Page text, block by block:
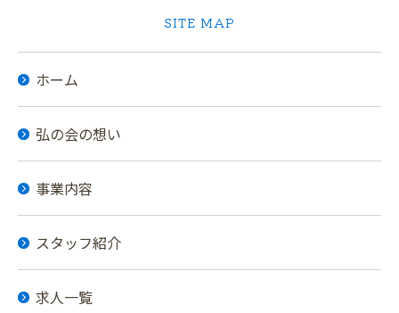
SITE MAP
ホーム
弘の会の想い
事業内容
スタッフ紹介
求人一覧